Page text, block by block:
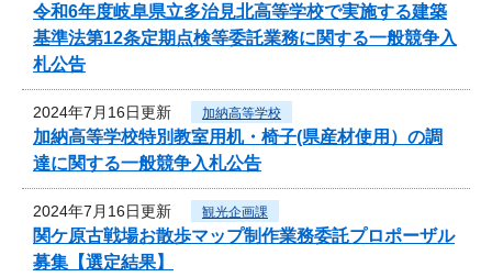
令和6年度岐阜県立多治見北高等学校で実施する建築
基準法第12条定期点検等委託業務に関する一般競争入
札公告
2024年7月16日更新 加納高等学校
加納高等学校特別教室用机・椅子(県産材使用）の調
達に関する一般競争入札公告
2024年7月16日更新 観光企画課
関ケ原古戦場お散歩マップ制作業務委託プロポーザル
募集【選定結果】